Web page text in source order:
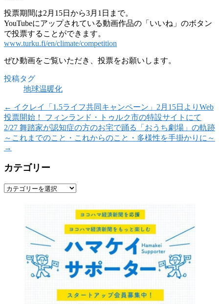
投票期間は2月15日から3月1日まで。
YouTubeにアップされている動画作品の「いいね」のボタン
で投票することができます。
www.turku.fi/en/climate/competition
ぜひ動画をご覧いただき、投票をお願いします。
投稿タグ
地球温暖化
← イクレイ「1.5ライフ共同キャンペーン」2月15日よりWeb
投票開始！ フィンランド・トゥルク市の特設サイトにて
2/27 舞踏家が認知症の方のお宅で踊る「おうち劇場」の軌跡
～これまでのこと・これからのこと・多様性を手掛かりに～
→
カテゴリー
カ